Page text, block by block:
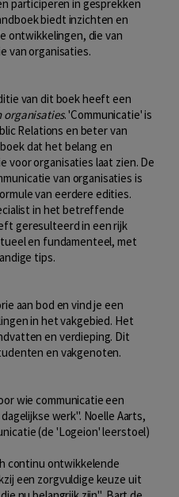
participeren in gesprekken
biedt inzichten en
ontwikkelingen, die van
van organisaties.
van dit boek heeft een
organisaties. 'Communicatie' is
Relations en beter van
dat het belang en
voor organisaties laat zien. De
van organisaties is
van eerdere edities.
in het betreffende
geresulteerd in een rijk
en fundamenteel, met
tips.
aan bod en vind je een
in het vakgebied. Het
en verdieping. Dit
en vakgenoten.
wie communicatie een
werk". Noelle Aarts,
(de 'Logeion' leerstoel)
continu ontwikkelende
een zorgvuldige keuze uit